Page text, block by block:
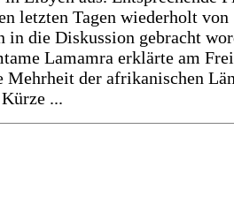
letzten Tagen wiederholt von
die Diskussion gebracht
Lamamra erklärte am
Mehrheit der afrikanischen
...